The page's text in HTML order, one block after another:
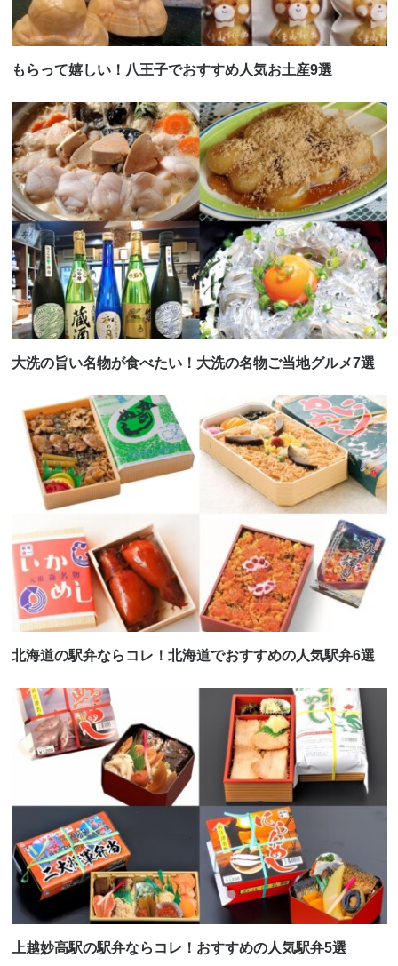
もらって嬉しい！八王子でおすすめ人気お土産9選
大洗の旨い名物が食べたい！大洗の名物ご当地グルメ7選
北海道の駅弁ならコレ！北海道でおすすめの人気駅弁6選
上越妙高駅の駅弁ならコレ！おすすめの人気駅弁5選